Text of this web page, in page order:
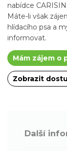
nabídce CARISIN.
Máte-li však
hlídacího psa a
informovat.
Mám zájem o
Zobrazit
Další